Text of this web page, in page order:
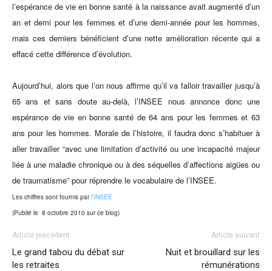
l’espérance de vie en bonne santé à la naissance avait augmenté d’un
an et demi pour les femmes et d’une demi-année pour les hommes,
mais ces derniers bénéficient d’une nette amélioration récente qui a
effacé cette différence d’évolution.
Aujourd’hui, alors que l’on nous affirme qu’il va falloir travailler jusqu’à
65 ans et sans doute au-delà, l’INSEE nous annonce donc une
espérance de vie en bonne santé de 64 ans pour les femmes et 63
ans pour les hommes. Morale de l’histoire, il faudra donc s’habituer à
aller travailler “avec une limitation d’activité ou une incapacité majeur
liée à une maladie chronique ou à des séquelles d’affections aigües ou
de traumatisme” pour réprendre le vocabulaire de l’INSEE.
Les chiffres sont fournis parl’INSEE
(Publié le 8 octobre 2010 sur ce blog)
Article précédent
Le grand tabou du débat sur
les retraites
Article suivant
Nuit et brouillard sur les
rémunérations